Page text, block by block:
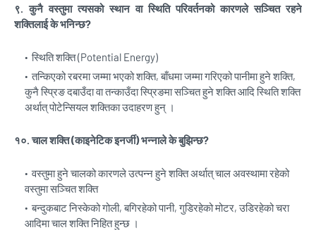
९. कुनै वस्तुमा त्यसको स्थान वा स्थिति परिवर्तनको कारणले सञ्चित रहने
शक्तिलाई के भनिन्छ?
स्थिति शक्ति (Potential Energy)
तन्किएको रबरमा जम्मा भएको शक्ति, बाँधमा जम्मा गरिएको पानीमा हुने शक्ति,
कुनै स्प्रिङ दबाउँदा वा तन्काउँदा स्प्रिङमा सञ्चित हुने शक्ति आदि स्थिति शक्ति
अर्थात् पोटेन्सियल शक्तिका उदाहरण हुन् ।
१०. चाल शक्ति (काइनेटिक इनर्जी) भन्नाले के बुझिन्छ?
वस्तुमा हुने चालको कारणले उत्पन्न हुने शक्ति अर्थात् चाल अवस्थामा रहेको
वस्तुमा सञ्चित शक्ति
बन्दुकबाट निस्केको गोली, बगिरहेको पानी, गुडिरहेको मोटर, उडिरहेको चरा
आदिमा चाल शक्ति निहित हुन्छ ।